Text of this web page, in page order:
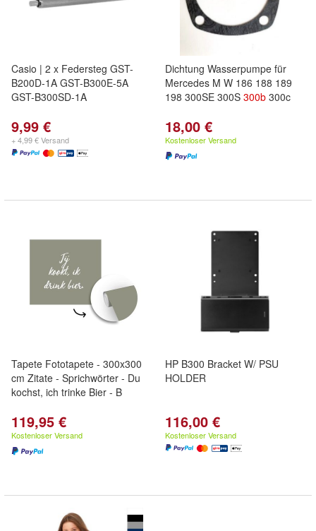
Casio | 2 x Federsteg GST-
B200D-1A GST-B300E-5A
GST-B300SD-1A
9,99 €
+ 4,99 € Versand
Dichtung Wasserpumpe für
Mercedes M W 186 188 189
198 300SE 300S 300b 300c
18,00 €
Kostenloser Versand
Tapete Fototapete - 300x300
cm Zitate - Sprichwörter - Du
kochst, ich trinke Bier - B
119,95 €
Kostenloser Versand
HP B300 Bracket W/ PSU
HOLDER
116,00 €
Kostenloser Versand